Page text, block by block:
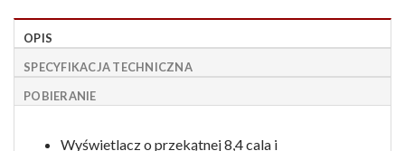
OPIS
SPECYFIKACJA TECHNICZNA
POBIERANIE
Wyświetlacz o przekątnej 8,4 cala i